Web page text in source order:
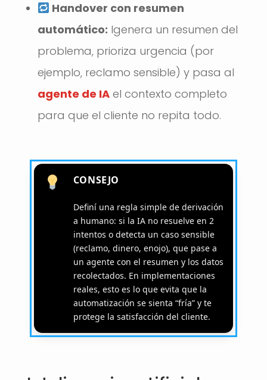
Handover con resumen
automático: lgenera un resumen del
problema, prioriza urgencia (por
ejemplo, reclamo sensible) y pasa al
agente de IAel contexto completo
para que el cliente no repita todo.
CONSEJO
Definí una regla simple de derivación
a humano: si la IA no resuelve en 2
intentos o detecta un caso sensible
(reclamo, dinero, enojo), que pase a
un agente con el resumen y los datos
recolectados. En implementaciones
reales, esto es lo que evita que la
automatización se sienta “fría” y te
protege la satisfacción del cliente.